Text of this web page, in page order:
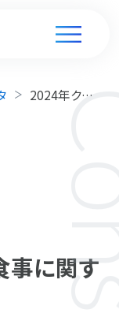
2024年クリスマスの食事に関する調査
事に関す